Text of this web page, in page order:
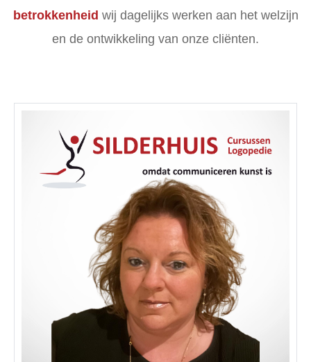
betrokkenheid wij dagelijks werken aan het welzijn
en de ontwikkeling van onze cliënten.